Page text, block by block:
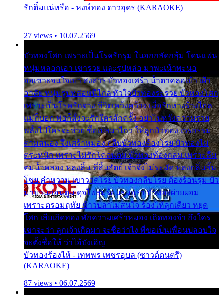
รักติ๋มแน่หรือ - หงษ์ทอง ดาวอุดร (KARAOKE)
27 views • 10.07.2569
บัวทองโศก เพราะเป็นโรครักรุม ในอกกลัดกลุ้ม โดนแฟน
หนุ่มหลอกเอา เขารวย และรูปหล่อ มาพะเน้าพะนอ
ออเซาะจนใจเบา สงสาร บัวทองเศร้า น้ำตาคลอเบ้า เฝ้า
อาลัย หนุ่มรูปหล่อหนีไกล หัวใจบัวทองระรวย บัวทองโศก
เพราะเป็นโรครักจาง ชีวิตเคว้งคว้าง เมื่อรักห่างร้างไกล
แม่ก็บอก พ่อก็สั่งจะรักใครสักครั้ง อย่าไปหวังความรวย
พลั้งไปใครจะช่วย ซื้อเปลมาไกว ให้ลูกบัวทอง เวรกรรม
ตามสนอง จึงเศร้าหมอง กลีบบัวทองต้องโรย บัวทองไม่
ตระหนัก เพราะไม่รักโคลนตม บัวทองท้องกลม เพราะลืม
ตมน้ำคลอง หลงลิ้น ที่สิ้นสัตย์ เจ้าจึงไม่ระมัด หลงกลิ่นลิ้น
โชย คำหวาน เขาวาดโรย บัวทองกลีบโรย ต้องร้อนรุม บัว
มาบานก่อนตูม ดุจไฟสุมร้อนรุมอุรา บัวทองผ่ายผอม
เพราะตรอมฤทัย ข้าวปลาไม่สนใจ ร้องไห้ลูกเดียว หยุด
โศก เสียเถิดทอง พักความเศร้าหมอง เถิดทองจ๋า ถึงใคร
เขาจะว่า ลูกเจ้าเกิดมา จะชื่อว่าไง พี่ขอเป็นเพื่อนปลอบใจ
จะตั้งชื่อให้ ว่าไอ้บังเอิญ
บัวทองร้องไห้ - เทพพร เพชรอุบล (ซาวด์ดนตรี)
(KARAOKE)
87 views • 06.07.2569